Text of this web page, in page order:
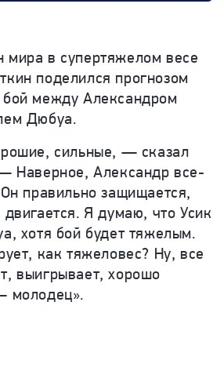
в супертяжелом весе
поделился прогнозом
между Александром
Дюбуа.
сильные, — сказал
Наверное, Александр все-
правильно защищается,
Я думаю, что Усик
хотя бой будет тяжелым.
как тяжеловес? Ну, все
выигрывает, хорошо
молодец».